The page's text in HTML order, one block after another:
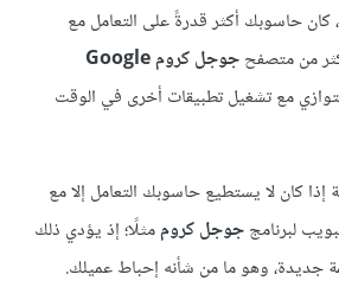
كان حاسوبك أكثر قدرةً على التعامل مع
من متصفح
جوجل كروم Google
مع تشغيل تطبيقات أخرى في الوقت
إذا كان لا يستطيع حاسوبك التعامل إلا مع
لبرنامججوجل كروممثلًا؛ إذ يؤدي ذلك
جديدة، وهو ما من شأنه إحباط عميلك.